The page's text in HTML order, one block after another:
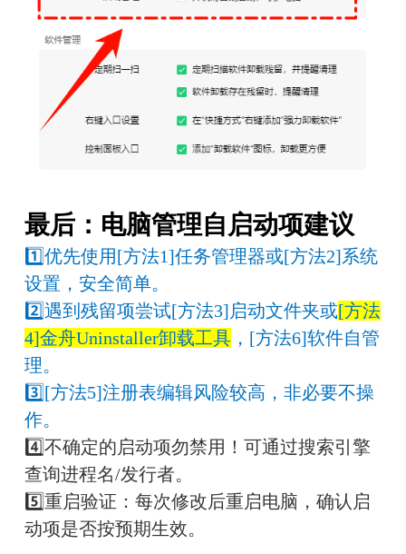
最后：电脑管理自启动项建议
1️⃣优先使用[方法1]任务管理器或[方法2]系统
设置，安全简单。
2️⃣遇到残留项尝试[方法3]启动文件夹或[方法
4]金舟Uninstaller卸载工具，[方法6]软件自管
理。
3️⃣[方法5]注册表编辑风险较高，非必要不操
作。
4️⃣不确定的启动项勿禁用！可通过搜索引擎
查询进程名/发行者。
5️⃣重启验证：每次修改后重启电脑，确认启
动项是否按预期生效。